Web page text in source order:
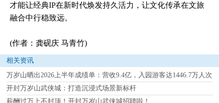
才能让经典IP在新时代焕发持久活力，让文化传承在文旅
融合中行稳致远。
(作者：龚砚庆 马青竹)
相关资讯
万岁山晒出2026上半年成绩单：营收9.4亿，入园游客达1446.7万人次
开封万岁山武侠城：打造沉浸式场景新标杆
薪酬过万上不封顶！开封万岁山武侠城招聘啦！